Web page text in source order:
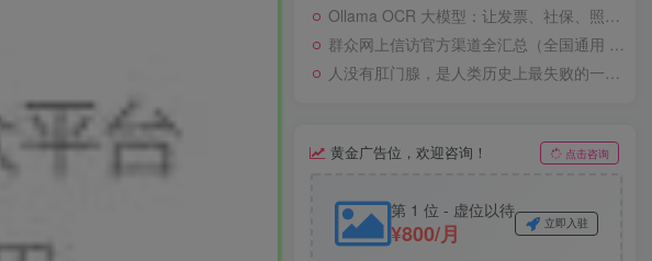
Ollama OCR 大模型：让发票、社保、照片识别在本地跑起来
群众网上信访官方渠道全汇总（全国通用 + 31 省区市官方入口）
人没有肛门腺，是人类历史上最失败的一次去功能化
黄金广告位，欢迎咨询！ 点击咨询
第 1 位 - 虚位以待
¥800/月 立即入驻